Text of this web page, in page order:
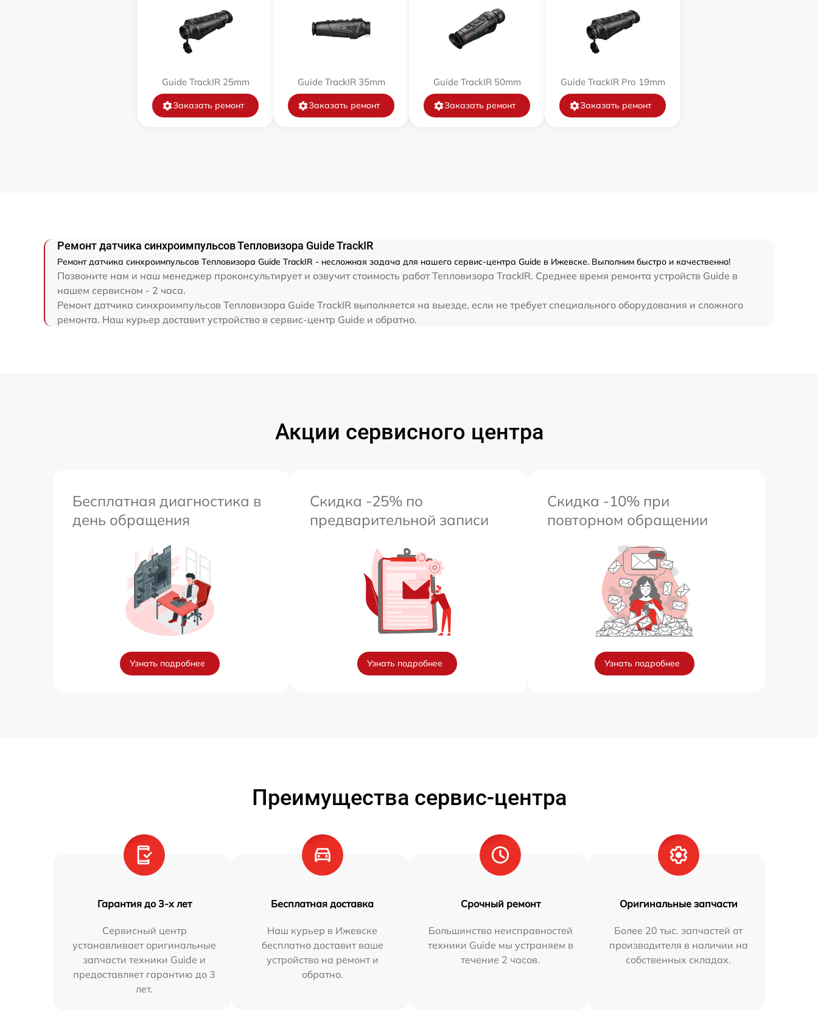
Прошивка (Обновление ПО) 450 р
Ремонт платы управления
Восстановление после попадания влаги от 60 мин 850 р
Guide TrackIR 25mm
Заказать ремонт
Guide TrackIR 35mm
Заказать ремонт
Guide TrackIR 50mm
Заказать ремонт
Guide TrackIR Pro 19mm
Заказать ремонт
Ремонт датчика синхроимпульсов Тепловизора Guide TrackIR
Ремонт датчика синхроимпульсов Тепловизора Guide TrackIR - несложная задача для нашего сервис-центра Guide в Ижевске. Выполним быстро и качественно!
Позвоните нам и наш менеджер проконсультирует и озвучит стоимость работ Тепловизора TrackIR. Среднее время ремонта устройств Guide в
нашем сервисном - 2 часа.
Ремонт датчика синхроимпульсов Тепловизора Guide TrackIR выполняется на выезде, если не требует специального оборудования и сложного
ремонта. Наш курьер доставит устройство в сервис-центр Guide и обратно.
Акции сервисного центра
Бесплатная диагностика в
день обращения
Узнать подробнее
Скидка -25% по
предварительной записи
Узнать подробнее
Скидка -10% при
повторном обращении
Узнать подробнее
Преимущества сервис-центра
Гарантия до 3-х лет
Сервисный центр
устанавливает оригинальные
запчасти техники Guide и
предоставляет гарантию до 3
лет.
Бесплатная доставка
Наш курьер в Ижевске
бесплатно доставит ваше
устройство на ремонт и
обратно.
Срочный ремонт
Большинство неисправностей
техники Guide мы устраняем в
течение 2 часов.
Оригинальные запчасти
Более 20 тыс. запчастей от
производителя в наличии на
собственных складах.